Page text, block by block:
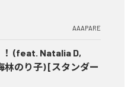
AAAPARE
(feat. Natalia D,
林のり子) [スタンダー